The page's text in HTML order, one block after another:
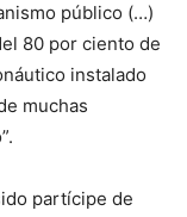
público (…)
80 por ciento de
instalado
muchas
partícipe de